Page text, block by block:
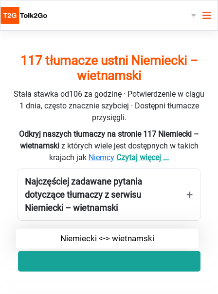
117 tłumacze ustni Niemiecki –
wietnamski
Stała stawka od106 za godzinę · Potwierdzenie w ciągu
1 dnia, często znacznie szybciej · Dostępni tłumacze
przysięgli.
Odkryj naszych tłumaczy na stronie 117 Niemiecki –
wietnamski z których wiele jest dostępnych w takich
krajach jak Niemcy Czytaj więcej ...
Najczęściej zadawane pytania
dotyczące tłumaczy z serwisu
Niemiecki – wietnamski
Niemiecki <-> wietnamski